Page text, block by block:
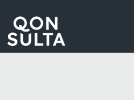
Hoppa
till
innehåll